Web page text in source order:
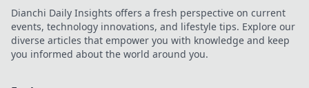
Dianchi Daily Insights offers a fresh perspective on current
events, technology innovations, and lifestyle tips. Explore our
diverse articles that empower you with knowledge and keep
you informed about the world around you.